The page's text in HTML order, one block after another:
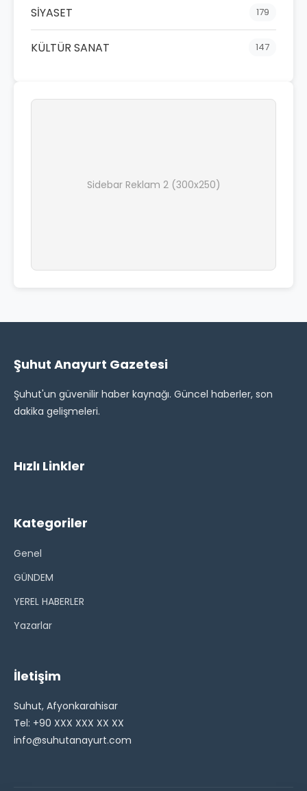
SİYASET 179
KÜLTÜR SANAT 147
Sidebar Reklam 2 (300x250)
Şuhut Anayurt Gazetesi
Şuhut'un güvenilir haber kaynağı. Güncel haberler, son
dakika gelişmeleri.
Hızlı Linkler
Kategoriler
Genel
GÜNDEM
YEREL HABERLER
Yazarlar
İletişim
Suhut, Afyonkarahisar
Tel: +90 XXX XXX XX XX
info@suhutanayurt.com